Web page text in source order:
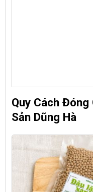
Quy Cách Đóng
Sản Dũng Hà